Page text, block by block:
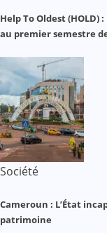
Help To Oldest
au premier semestre
Société
Cameroun : L’État
patrimoine